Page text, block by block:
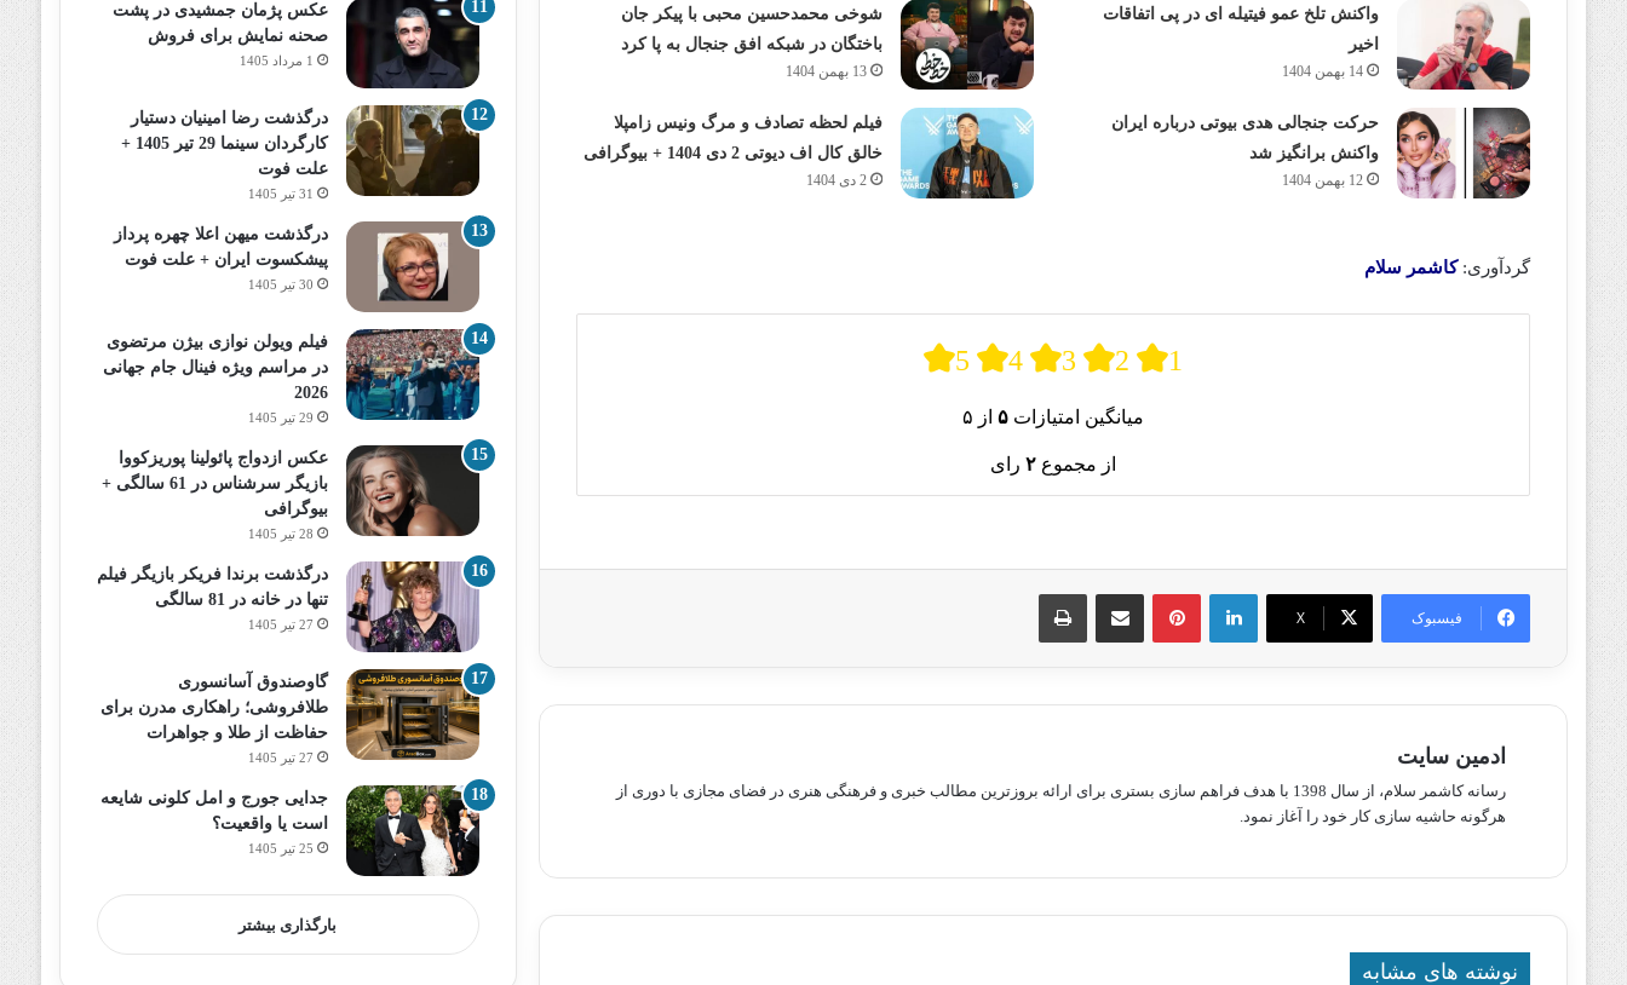
واکنش تلخ عمو فیتیله ای در پی اتفاقات
اخیر
14 بهمن 1404
شوخی محمدحسین محبی با پیکر جان
باختگان در شبکه افق جنجال به پا کرد
13 بهمن 1404
حرکت جنجالی هدی بیوتی درباره ایران
واکنش برانگیز شد
12 بهمن 1404
فیلم لحظه تصادف و مرگ ونیس زامپلا
خالق کال اف دیوتی 2 دی 1404 + بیوگرافی
2 دی 1404
گردآوری:کاشمر سلام
5 4 3 2 1
میانگین امتیازات ۵ از ۵
از مجموع ۲ رای
فیسبوک X
لینکدین پینترستاشتراک گذاری از طریق ایمیل چاپ
ادمین سایت
رسانه کاشمر سلام، از سال 1398 با هدف فراهم سازی بستری برای ارائه بروزترین مطالب خبری و فرهنگی هنری در فضای مجازی با دوری از
هرگونه حاشیه سازی کار خود را آغاز نمود.
نوشته های مشابه
عکس پژمان جمشیدی در پشت
صحنه نمایش برای فروش
1 مرداد 1405
درگذشت رضا امینیان دستیار
کارگردان سینما 29 تیر 1405 +
علت فوت
31 تیر 1405
درگذشت میهن اعلا چهره پرداز
پیشکسوت ایران + علت فوت
30 تیر 1405
فیلم ویولن نوازی بیژن مرتضوی
در مراسم ویژه فینال جام جهانی
2026
29 تیر 1405
عکس ازدواج پائولینا پوریزکووا
بازیگر سرشناس در 61 سالگی +
بیوگرافی
28 تیر 1405
درگذشت برندا فریکر بازیگر فیلم
تنها در خانه در 81 سالگی
27 تیر 1405
گاوصندوق آسانسوری
طلافروشی؛ راهکاری مدرن برای
حفاظت از طلا و جواهرات
27 تیر 1405
جدایی جورج و امل کلونی شایعه
است یا واقعیت؟
25 تیر 1405
بارگذاری بیشتر